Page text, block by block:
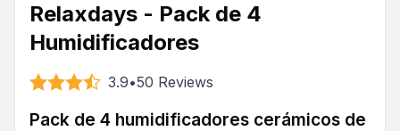
Relaxdays - Pack de 4
Humidificadores
3.9•50 Reviews
Pack de 4 humidificadores cerámicos de